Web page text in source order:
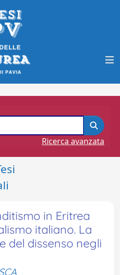
Ricerca avanzata
in Eritrea
italiano. La
del dissenso negli